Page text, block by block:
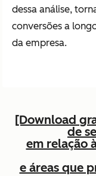
dessa análise,
conversões a
da empresa.
[Download
de
em relação
e áreas que